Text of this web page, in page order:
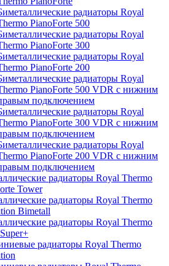
радиаторы Royal
PianoForte 500
радиаторы Royal
PianoForte 300
радиаторы Royal
PianoForte 200
радиаторы Royal
PianoForte 500 VDR с нижним
подключением
радиаторы Royal
PianoForte 300 VDR с нижним
подключением
радиаторы Royal
PianoForte 200 VDR с нижним
подключением
радиаторы Royal Thermo
Tower
радиаторы Royal Thermo
Bimetall
радиаторы Royal Thermo
радиаторы Royal Thermo